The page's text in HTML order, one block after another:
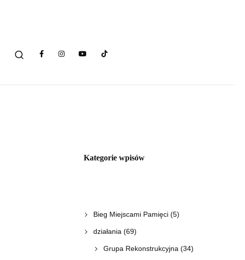
Kategorie wpisów
Bieg Miejscami Pamięci(5)
działania (69)
Grupa Rekonstrukcyjna (34)